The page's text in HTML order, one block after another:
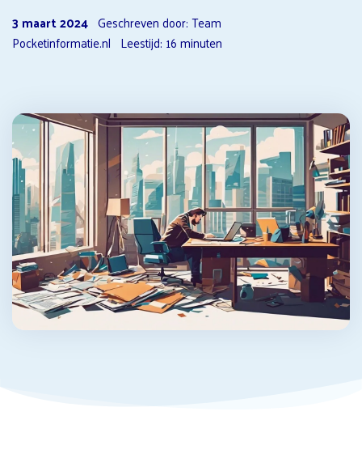
3 maart 2024 Geschreven door: Team
Pocketinformatie.nl Leestijd: 16minuten